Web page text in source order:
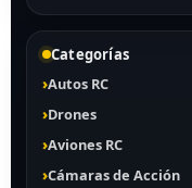
Categorías
Autos RC
Drones
Aviones RC
Cámaras de Acción